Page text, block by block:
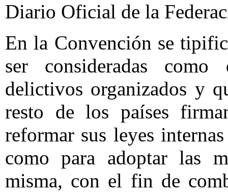
Diario Oficial de la
En la Convención se
ser consideradas
delictivos organizados y
resto de los países
reformar sus leyes
como para adoptar las
misma, con el fin de